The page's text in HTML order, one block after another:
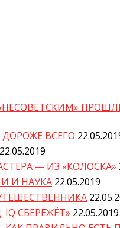
ВСЕГО
22.05.2019
— ИЗ «КОЛОСКА»
И НАУКА 22.05.2019
СБЕРЕЖЁТ» 22.05.2019